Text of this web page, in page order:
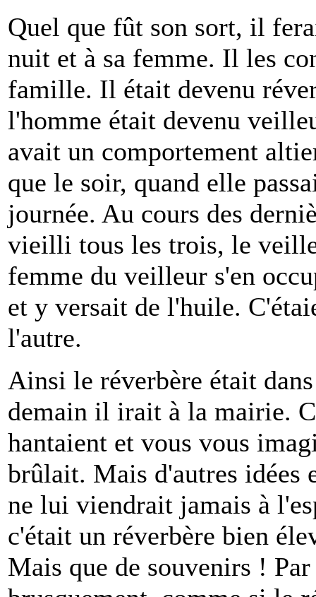
Quel que fût son sort, il
nuit et à sa femme. Il les
famille. Il était devenu
l'homme était devenu
avait un comportement
que le soir, quand elle
journée. Au cours des
vieilli tous les trois, le
femme du veilleur s'en
et y versait de l'huile.
l'autre.
Ainsi le réverbère était
demain il irait à la mairie.
hantaient et vous vous
brûlait. Mais d'autres idées
ne lui viendrait jamais à
c'était un réverbère bien
Mais que de souvenirs !